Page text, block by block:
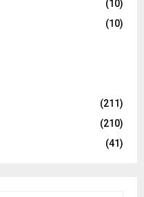
(10)
(10)
(211)
(210)
(41)